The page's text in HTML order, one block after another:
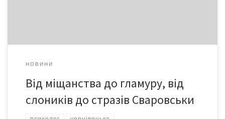
НОВИНИ
Від міщанства до гламуру, від
слоників до стразів Сваровськи